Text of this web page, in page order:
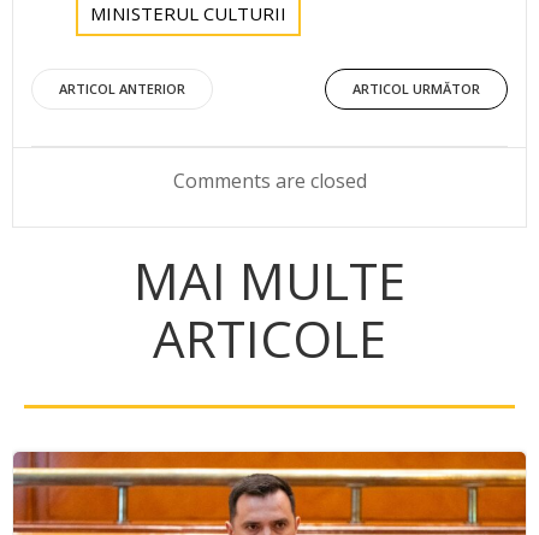
MINISTERUL CULTURII
Post
navigation
ARTICOL ANTERIOR
Post
navigation
ARTICOL URMĂTOR
Comments are closed
MAI MULTE
ARTICOLE